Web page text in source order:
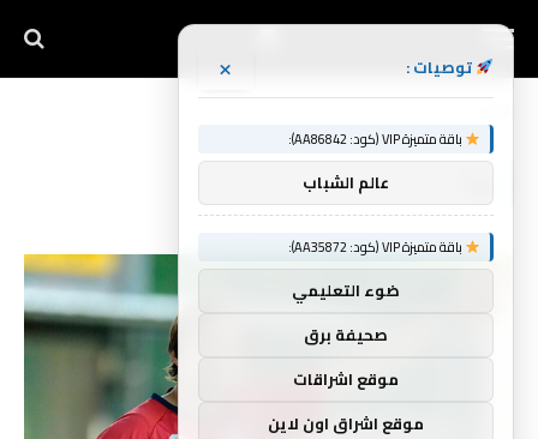
توصيات : ×
باقة متميزة VIP (كود: AA86842):
عالم الشباب
باقة متميزة VIP (كود: AA35872):
ضوء التعليمي
صحيفة برق
موقع اشراقات
موقع اشراق اون لاين